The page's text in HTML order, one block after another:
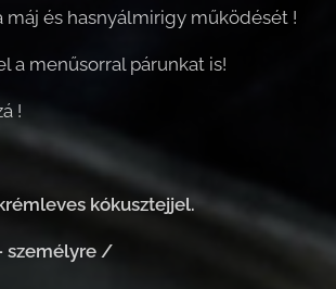
máj és hasnyálmirigy működését !
a menűsorral párunkat is!
!
kókusztejjel.
személyre /